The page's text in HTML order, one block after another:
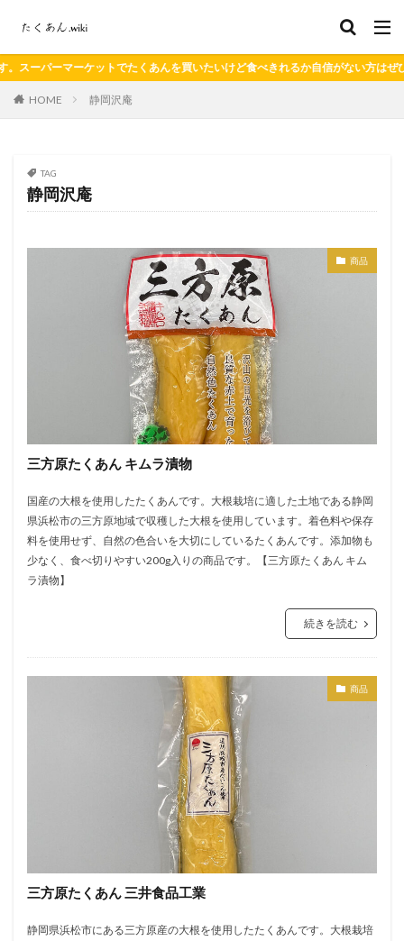
ットでたくあんを買いたいけど食べきれるか自信がない方はぜひご覧ください
HOME 静岡沢庵
TAG
静岡沢庵
商品
三方原たくあん キムラ漬物
国産の大根を使用したたくあんです。大根栽培に適した土地である静岡
県浜松市の三方原地域で収穫した大根を使用しています。着色料や保存
料を使用せず、自然の色合いを大切にしているたくあんです。添加物も
少なく、食べ切りやすい200g入りの商品です。【三方原たくあん キム
ラ漬物】
続きを読む
商品
三方原たくあん 三井食品工業
静岡県浜松市にある三方原産の大根を使用したたくあんです。大根栽培